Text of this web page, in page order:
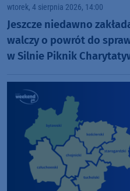
wtorek, 4 sierpnia 2026, 14:00
Jeszcze niedawno
walczy o powrót do
w Silnie Piknik